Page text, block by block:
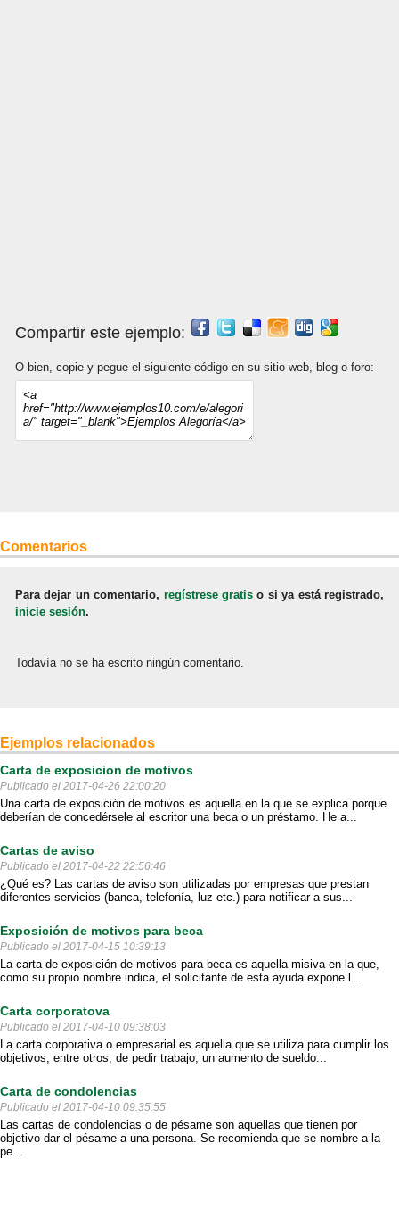
Compartir este ejemplo:
O bien, copie y pegue el siguiente código en su sitio web, blog o foro:
Comentarios
Para dejar un comentario, regístrese gratis o si ya está registrado,
inicie sesión.
Todavía no se ha escrito ningún comentario.
Ejemplos relacionados
Carta de exposicion de motivos
Publicado el 2017-04-26 22:00:20
Una carta de exposición de motivos es aquella en la que se explica porque
deberían de concedérsele al escritor una beca o un préstamo. He a...
Cartas de aviso
Publicado el 2017-04-22 22:56:46
¿Qué es? Las cartas de aviso son utilizadas por empresas que prestan
diferentes servicios (banca, telefonía, luz etc.) para notificar a sus...
Exposición de motivos para beca
Publicado el 2017-04-15 10:39:13
La carta de exposición de motivos para beca es aquella misiva en la que,
como su propio nombre indica, el solicitante de esta ayuda expone l...
Carta corporatova
Publicado el 2017-04-10 09:38:03
La carta corporativa o empresarial es aquella que se utiliza para cumplir los
objetivos, entre otros, de pedir trabajo, un aumento de sueldo...
Carta de condolencias
Publicado el 2017-04-10 09:35:55
Las cartas de condolencias o de pésame son aquellas que tienen por
objetivo dar el pésame a una persona. Se recomienda que se nombre a la
pe...